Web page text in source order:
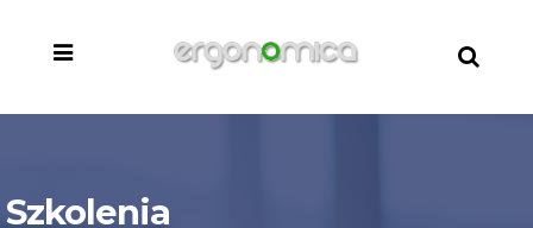
Szkolenia